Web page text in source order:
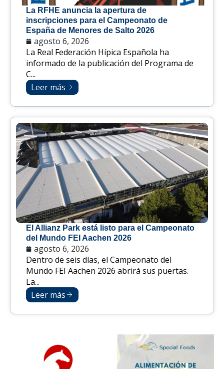
La RFHE anuncia la apertura de
inscripciones para el Campeonato de
España de Menores de Salto 2026
agosto 6, 2026
La Real Federación Hípica Española ha
informado de la publicación del Programa de
C...
Leer más
El Allianz Park está listo para el Campeonato
del Mundo FEI Aachen 2026
agosto 6, 2026
Dentro de seis días, el Campeonato del
Mundo FEI Aachen 2026 abrirá sus puertas.
La...
Leer más